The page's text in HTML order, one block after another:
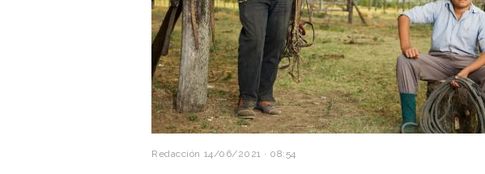
Redacción 14/06/2021 · 08:54